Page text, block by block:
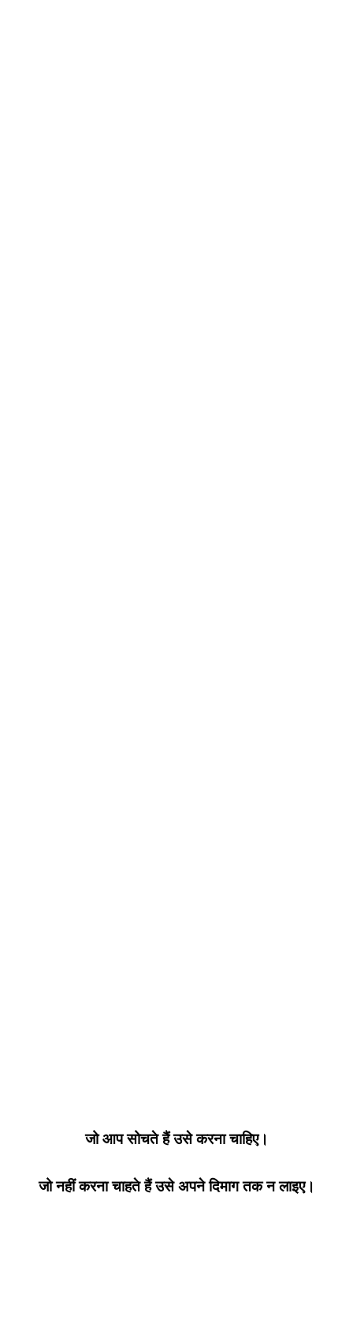
जो आप सोचते हैं उसे करना चाहिए।
जो नहीं करना चाहते हैं उसे अपने दिमाग तक न लाइए।